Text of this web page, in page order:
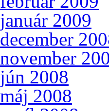
január 2009
december
november
jún 2008
máj 2008